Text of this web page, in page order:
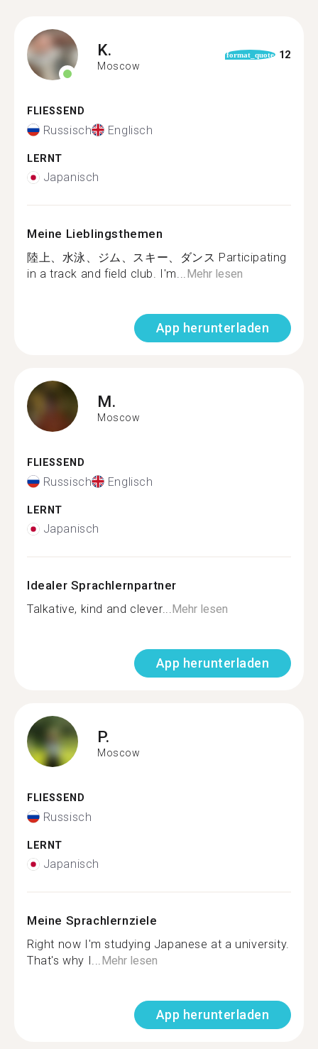
K.
Moscow
format_quote 12
FLIESSEND
Russisch Englisch
LERNT
Japanisch
Meine Lieblingsthemen
陸上、水泳、ジム、スキー、ダンス Participating
in a track and field club. I'm...Mehr lesen
App herunterladen
M.
Moscow
FLIESSEND
Russisch Englisch
LERNT
Japanisch
Idealer Sprachlernpartner
Talkative, kind and clever...Mehr lesen
App herunterladen
P.
Moscow
FLIESSEND
Russisch
LERNT
Japanisch
Meine Sprachlernziele
Right now I'm studying Japanese at a university.
That's why I...Mehr lesen
App herunterladen